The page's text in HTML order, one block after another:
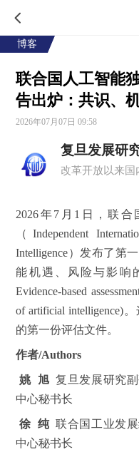
博客
联合国人工智能
告出炉：共识、
2026年07月07日 09:58
复旦发展研
2026年7月1日，联
（Independent
Intelligence）发布了第
能机遇、风险与影响
Evidence-based
of artificial intelligence)
的第一份评估文件。
作者/Authors
姚 旭复旦发展研究
中心秘书长
徐 纯联合国工业发
中心秘书长